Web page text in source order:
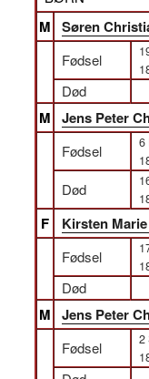
M Søren
Fødsel
Død
M Jens Peter
Fødsel
6
Død
F Kirsten
Fødsel
Død
M Jens Peter
Fødsel
2